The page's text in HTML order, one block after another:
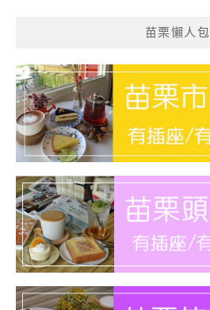
苗栗懶人包